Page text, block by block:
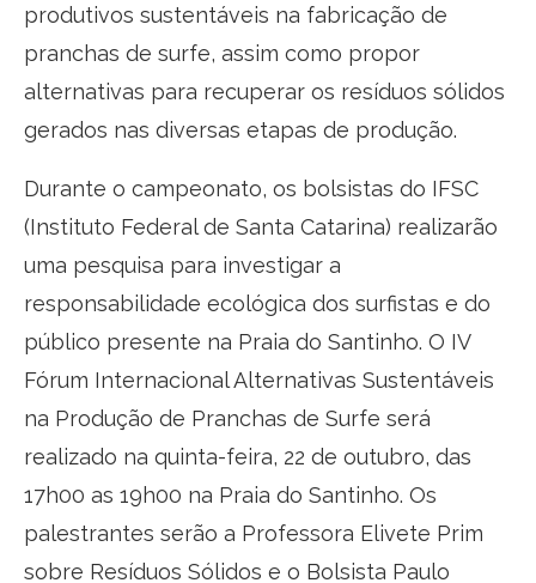
produtivos sustentáveis na fabricação de
pranchas de surfe, assim como propor
alternativas para recuperar os resíduos sólidos
gerados nas diversas etapas de produção.
Durante o campeonato, os bolsistas do IFSC
(Instituto Federal de Santa Catarina) realizarão
uma pesquisa para investigar a
responsabilidade ecológica dos surfistas e do
público presente na Praia do Santinho. O IV
Fórum Internacional Alternativas Sustentáveis
na Produção de Pranchas de Surfe será
realizado na quinta-feira, 22 de outubro, das
17h00 as 19h00 na Praia do Santinho. Os
palestrantes serão a Professora Elivete Prim
sobre Resíduos Sólidos e o Bolsista Paulo